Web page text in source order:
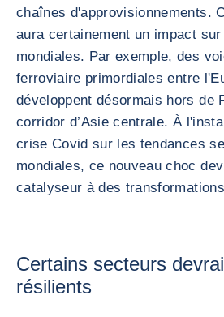
chaînes d'approvisionnements.
aura certainement un impact
mondiales. Par exemple, des
ferroviaire primordiales entre
développent désormais hors de
corridor d’Asie centrale. À
crise Covid sur les tendances
mondiales, ce nouveau choc
catalyseur à des
Certains secteurs
résilients